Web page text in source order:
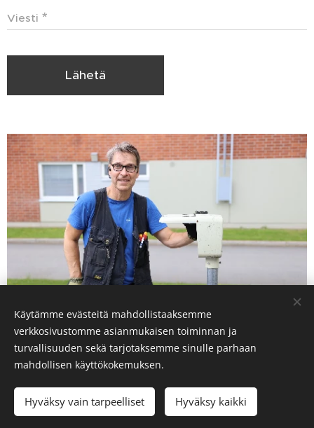
Viesti
Lähetä
Sähköasentaja Juha Mäkirinne
© 2025 Kaikki oikeudet pidätetään
Evästeet
Käytämme evästeitä mahdollistaaksemme
verkkosivustomme asianmukaisen toiminnan ja
turvallisuuden sekä tarjotaksemme sinulle parhaan
mahdollisen käyttökokemuksen.
Hyväksy vain tarpeelliset Hyväksy kaikki